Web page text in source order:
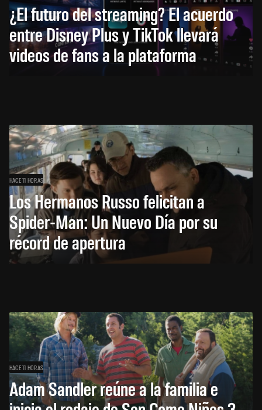
¿El futuro del streaming? El acuerdo
entre Disney Plus y TikTok llevará
videos de fans a la plataforma
HACE 11 HORAS
Los Hermanos Russo felicitan a
Spider-Man: Un Nuevo Día por su
récord de apertura
HACE 11 HORAS
Adam Sandler reúne a la familia e